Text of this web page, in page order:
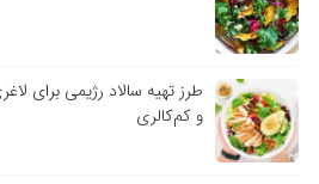
طرز تهیه سالاد رژیمی برای
و کم‌کالری